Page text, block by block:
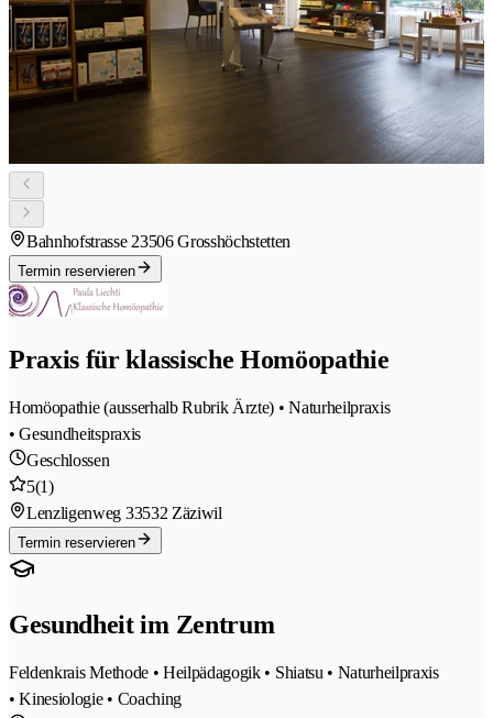
Bahnhofstrasse 23506 Grosshöchstetten
Termin reservieren
Praxis für klassische Homöopathie
Homöopathie (ausserhalb Rubrik Ärzte) • Naturheilpraxis
• Gesundheitspraxis
Geschlossen
5(1)
Lenzligenweg 33532 Zäziwil
Termin reservieren
Gesundheit im Zentrum
Feldenkrais Methode • Heilpädagogik • Shiatsu • Naturheilpraxis
• Kinesiologie • Coaching